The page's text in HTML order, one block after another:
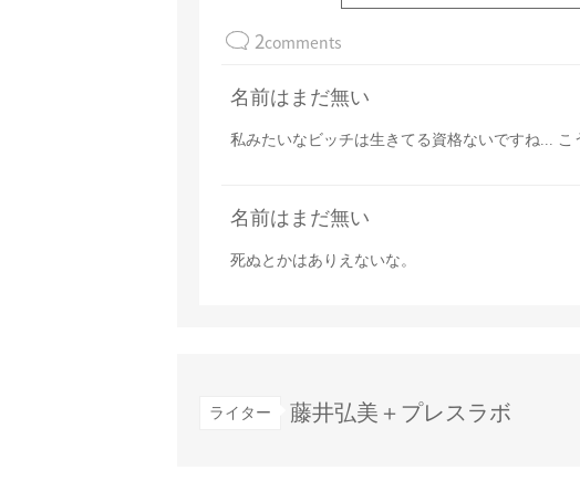
2comments
名前はまだ無い
私みたいなビッチは生きてる資格ないですね... こ
名前はまだ無い
死ぬとかはありえないな。
ライター 藤井弘美＋プレスラボ